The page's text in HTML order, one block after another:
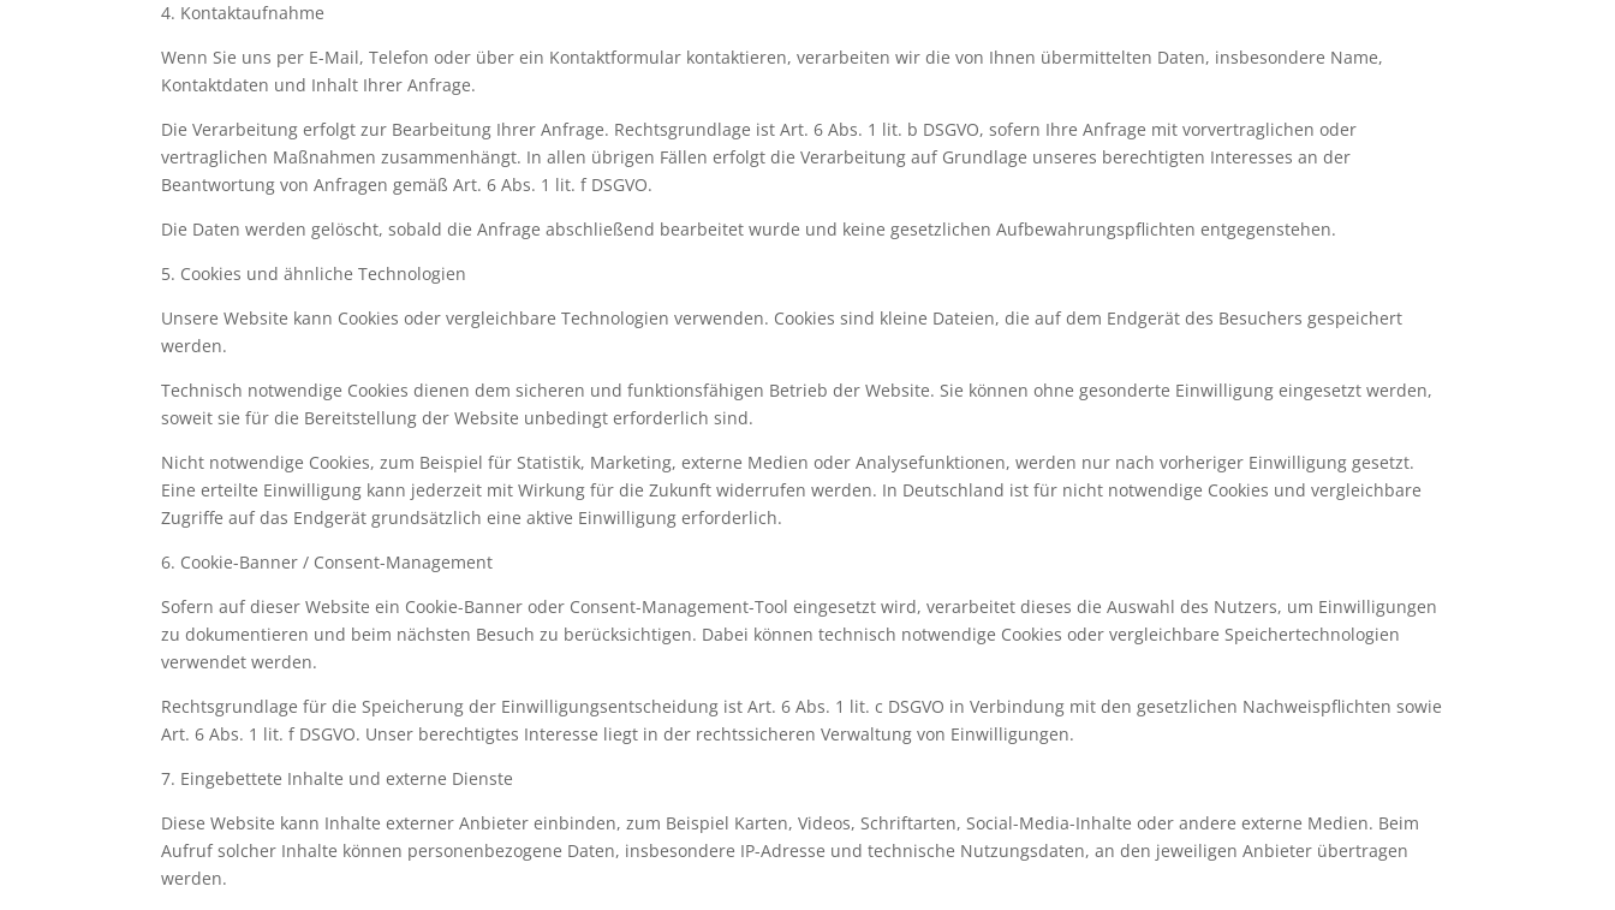
4. Kontaktaufnahme
Wenn Sie uns per E-Mail, Telefon oder über ein Kontaktformular kontaktieren, verarbeiten wir die von Ihnen übermittelten Daten, insbesondere Name,
Kontaktdaten und Inhalt Ihrer Anfrage.
Die Verarbeitung erfolgt zur Bearbeitung Ihrer Anfrage. Rechtsgrundlage ist Art. 6 Abs. 1 lit. b DSGVO, sofern Ihre Anfrage mit vorvertraglichen oder
vertraglichen Maßnahmen zusammenhängt. In allen übrigen Fällen erfolgt die Verarbeitung auf Grundlage unseres berechtigten Interesses an der
Beantwortung von Anfragen gemäß Art. 6 Abs. 1 lit. f DSGVO.
Die Daten werden gelöscht, sobald die Anfrage abschließend bearbeitet wurde und keine gesetzlichen Aufbewahrungspflichten entgegenstehen.
5. Cookies und ähnliche Technologien
Unsere Website kann Cookies oder vergleichbare Technologien verwenden. Cookies sind kleine Dateien, die auf dem Endgerät des Besuchers gespeichert
werden.
Technisch notwendige Cookies dienen dem sicheren und funktionsfähigen Betrieb der Website. Sie können ohne gesonderte Einwilligung eingesetzt werden,
soweit sie für die Bereitstellung der Website unbedingt erforderlich sind.
Nicht notwendige Cookies, zum Beispiel für Statistik, Marketing, externe Medien oder Analysefunktionen, werden nur nach vorheriger Einwilligung gesetzt.
Eine erteilte Einwilligung kann jederzeit mit Wirkung für die Zukunft widerrufen werden. In Deutschland ist für nicht notwendige Cookies und vergleichbare
Zugriffe auf das Endgerät grundsätzlich eine aktive Einwilligung erforderlich.
6. Cookie-Banner / Consent-Management
Sofern auf dieser Website ein Cookie-Banner oder Consent-Management-Tool eingesetzt wird, verarbeitet dieses die Auswahl des Nutzers, um Einwilligungen
zu dokumentieren und beim nächsten Besuch zu berücksichtigen. Dabei können technisch notwendige Cookies oder vergleichbare Speichertechnologien
verwendet werden.
Rechtsgrundlage für die Speicherung der Einwilligungsentscheidung ist Art. 6 Abs. 1 lit. c DSGVO in Verbindung mit den gesetzlichen Nachweispflichten sowie
Art. 6 Abs. 1 lit. f DSGVO. Unser berechtigtes Interesse liegt in der rechtssicheren Verwaltung von Einwilligungen.
7. Eingebettete Inhalte und externe Dienste
Diese Website kann Inhalte externer Anbieter einbinden, zum Beispiel Karten, Videos, Schriftarten, Social-Media-Inhalte oder andere externe Medien. Beim
Aufruf solcher Inhalte können personenbezogene Daten, insbesondere IP-Adresse und technische Nutzungsdaten, an den jeweiligen Anbieter übertragen
werden.